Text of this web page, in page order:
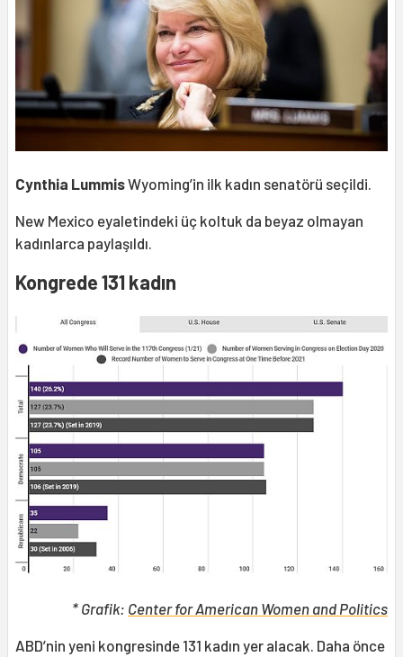
Cynthia LummisWyoming’in ilk kadın senatörü seçildi.
New Mexico eyaletindeki üç koltuk da beyaz olmayan
kadınlarca paylaşıldı.
Kongrede 131 kadın
* Grafik: Center for American Women and Politics
ABD’nin yeni kongresinde 131 kadın yer alacak. Daha önce